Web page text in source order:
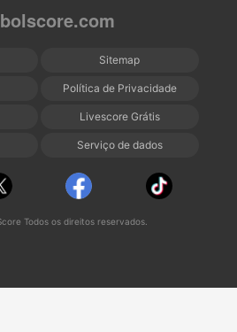
Sitemap
Política de Privacidade
Livescore Grátis
Serviço de dados
Todos os direitos reservados.